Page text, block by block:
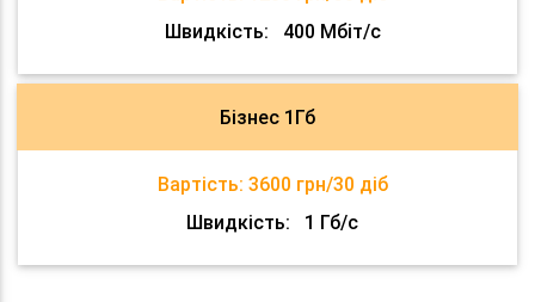
Швидкість:
400 Мбіт/с
Бізнес 1Гб
Вартість: 3600 грн/30 діб
Швидкість:
1 Гб/с